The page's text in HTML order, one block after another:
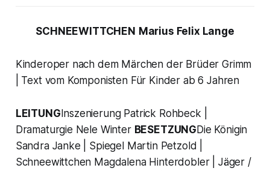
SCHNEEWITTCHEN Marius Felix Lange
Kinderoper nach dem Märchen der Brüder Grimm
| Text vom Komponisten Für Kinder ab 6 Jahren
LEITUNGInszenierung Patrick Rohbeck |
Dramaturgie Nele Winter BESETZUNGDie Königin
Sandra Janke | Spiegel Martin Petzold |
Schneewittchen Magdalena Hinterdobler | Jäger /